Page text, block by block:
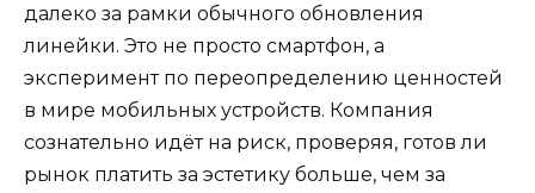
далеко за рамки обычного обновления
линейки. Это не просто смартфон, а
эксперимент по переопределению ценностей
в мире мобильных устройств. Компания
сознательно идёт на риск, проверяя, готов ли
рынок платить за эстетику больше, чем за